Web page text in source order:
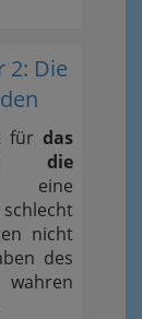
2: Die
für das
die
nicht
des